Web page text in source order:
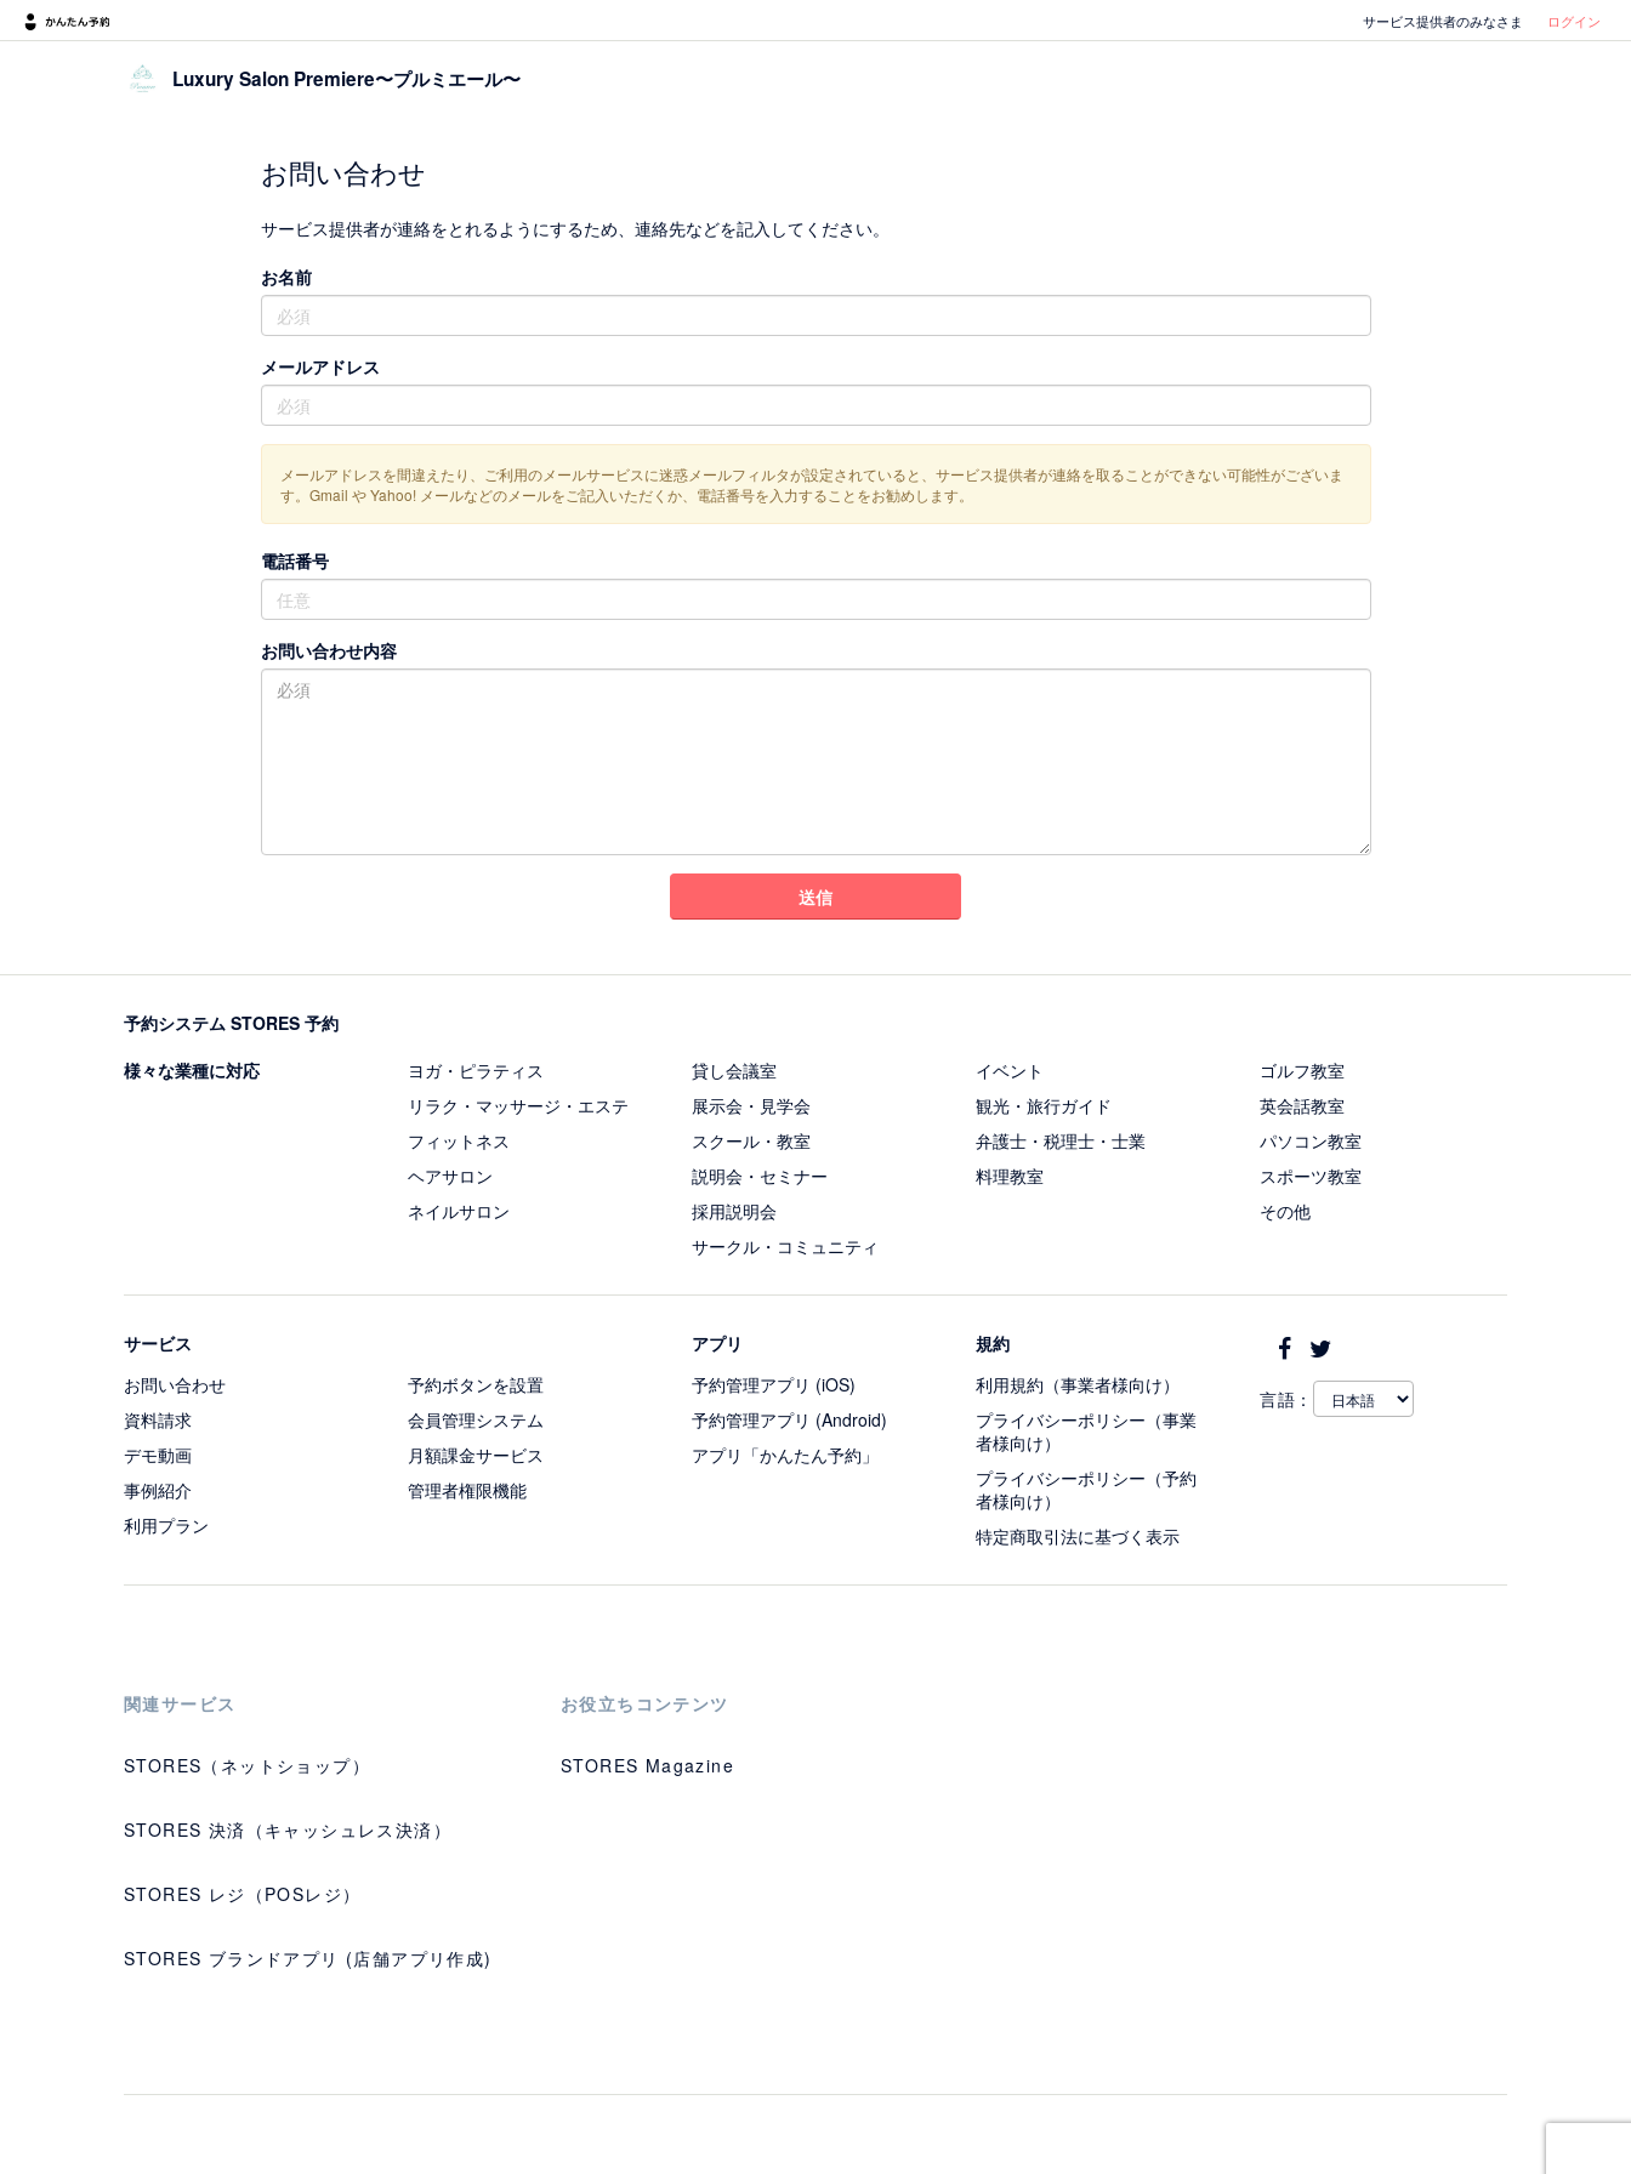
サービス提供者のみなさま ログイン
Luxury Salon Premiere〜プルミエール〜
お問い合わせ
サービス提供者が連絡をとれるようにするため、連絡先などを記入してください。
お名前
メールアドレス
メールアドレスを間違えたり、ご利用のメールサービスに迷惑メールフィルタが設定されていると、サービス提供者が連絡を取ることができない可能性がございま
す。Gmail や Yahoo! メールなどのメールをご記入いただくか、電話番号を入力することをお勧めします。
電話番号
お問い合わせ内容
予約システム STORES 予約
様々な業種に対応
ヨガ・ピラティス
リラク・マッサージ・エステ
フィットネス
ヘアサロン
ネイルサロン
貸し会議室
展示会・見学会
スクール・教室
説明会・セミナー
採用説明会
サークル・コミュニティ
イベント
観光・旅行ガイド
弁護士・税理士・士業
料理教室
ゴルフ教室
英会話教室
パソコン教室
スポーツ教室
その他
サービス
お問い合わせ
資料請求
デモ動画
事例紹介
利用プラン
予約ボタンを設置
会員管理システム
月額課金サービス
管理者権限機能
アプリ
予約管理アプリ (iOS)
予約管理アプリ (Android)
アプリ「かんたん予約」
規約
利用規約（事業者様向け）
プライバシーポリシー（事業
者様向け）
プライバシーポリシー（予約
者様向け）
特定商取引法に基づく表示
言語：
関連サービス
STORES（ネットショップ）
STORES 決済（キャッシュレス決済）
STORES レジ（POSレジ）
STORES ブランドアプリ (店舗アプリ作成)
お役立ちコンテンツ
STORES Magazine